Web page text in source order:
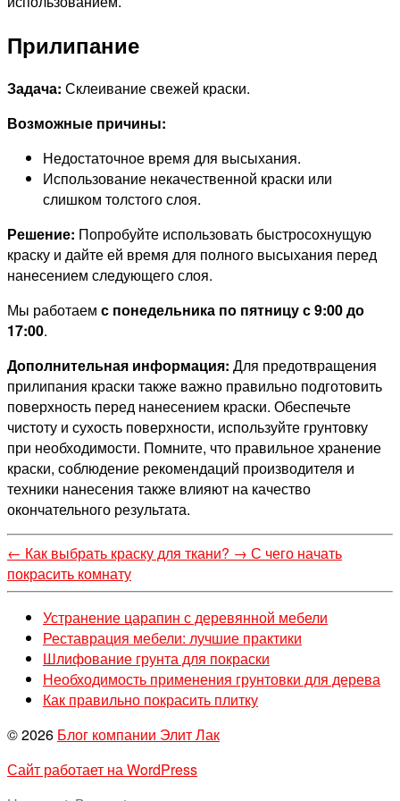
Прилипание
Задача: Склеивание свежей краски.
Возможные причины:
Недостаточное время для высыхания.
Использование некачественной краски или
слишком толстого слоя.
Решение: Попробуйте использовать быстросохнущую
краску и дайте ей время для полного высыхания перед
нанесением следующего слоя.
Мы работаем с понедельника по пятницу с 9:00 до
17:00.
Дополнительная информация: Для предотвращения
прилипания краски также важно правильно подготовить
поверхность перед нанесением краски. Обеспечьте
чистоту и сухость поверхности, используйте грунтовку
при необходимости. Помните, что правильное хранение
краски, соблюдение рекомендаций производителя и
техники нанесения также влияют на качество
окончательного результата.
← Как выбрать краску для ткани? → С чего начать
покрасить комнату
Устранение царапин с деревянной мебели
Реставрация мебели: лучшие практики
Шлифование грунта для покраски
Необходимость применения грунтовки для дерева
Как правильно покрасить плитку
© 2026 Блог компании Элит Лак
Сайт работает на WordPress